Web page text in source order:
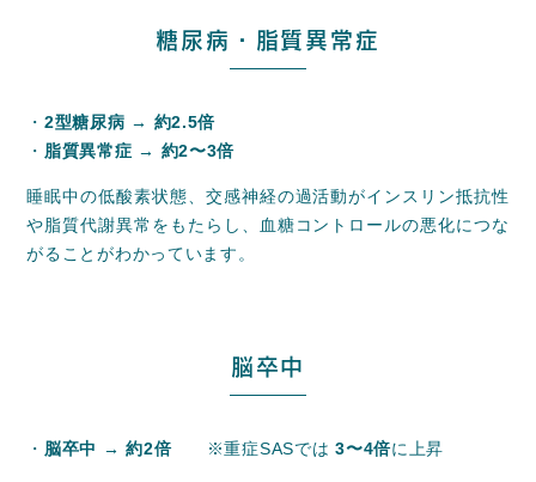
糖尿病・脂質異常症
・2型糖尿病 → 約2.5倍
・ 脂質異常症 → 約2〜3倍
睡眠中の低酸素状態、交感神経の過活動がインスリン抵抗性
や脂質代謝異常をもたらし、血糖コントロールの悪化につな
がることがわかっています。
脳卒中
・ 脳卒中 → 約2倍 ※重症SASでは3〜4倍に上昇